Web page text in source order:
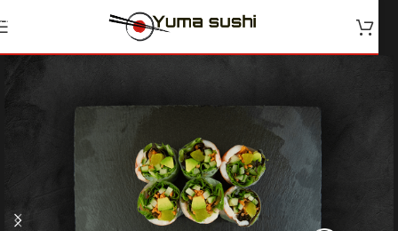
Skip to navigation